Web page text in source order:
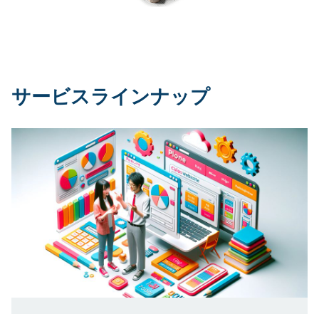
サービスラインナップ